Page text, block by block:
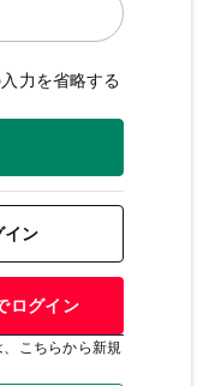
力を省略する
ン
ログイン
こちらから新規